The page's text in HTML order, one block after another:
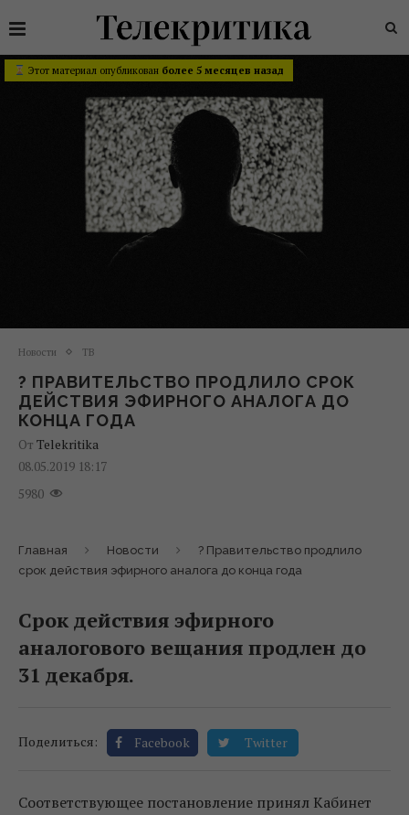
Этот материал опубликован более 5 месяцев назад
Новости ТВ
? ПРАВИТЕЛЬСТВО ПРОДЛИЛО СРОК
ДЕЙСТВИЯ ЭФИРНОГО АНАЛОГА ДО
КОНЦА ГОДА
От Telekritika
08.05.2019 18:17
5980
Главная Новости
? Правительство продлило
срок действия эфирного аналога до конца года
Срок действия эфирного
аналогового вещания продлен до
31 декабря.
Поделиться: Facebook Twitter
Соответствующее постановление принял Кабинет